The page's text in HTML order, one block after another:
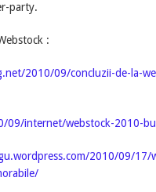
party.
:
2010/09/concluzii-de-la-
09/internet/webstock-2010-
2010/09/17/